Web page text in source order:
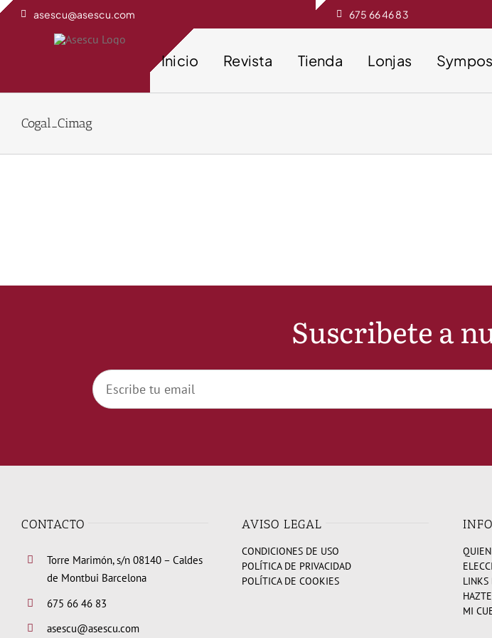
Saltar
asescu@asescu.com 675 66 46 83
Inicio Revista Tienda Lonjas
Cogal_Cimag
Suscribete a
CONTACTO
Torre Marimón, s/n 08140 – Caldes
de Montbui Barcelona
675 66 46 83
asescu@asescu.com
AVISO LEGAL
CONDICIONES DE USO
POLÍTICA DE PRIVACIDAD
POLÍTICA DE COOKIES
LINKS
MI